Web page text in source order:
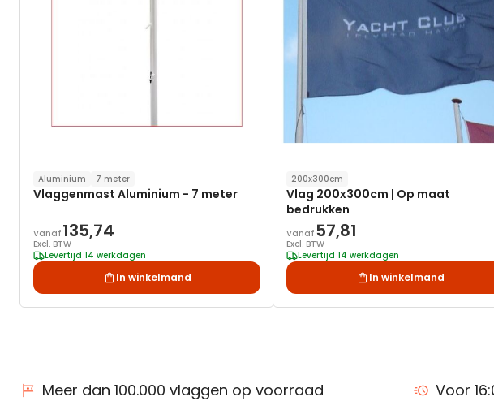
Aluminium 7 meter
Vlaggenmast Aluminium - 7 meter
Vanaf 135,74
Excl. BTW
Levertijd 14 werkdagen
In winkelmand
200x300cm
Vlag 200x300cm | Op maat
bedrukken
Vanaf 57,81
Excl. BTW
Levertijd 14 werkdagen
In winkelmand
Meer dan 100.000 vlaggen op voorraad Voor